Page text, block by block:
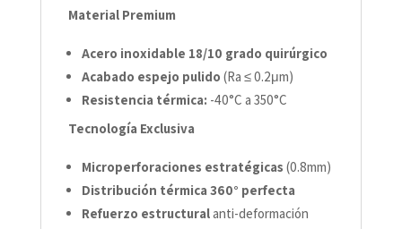
Material Premium
Acero inoxidable 18/10 grado quirúrgico
Acabado espejo pulido (Ra ≤ 0.2μm)
Resistencia térmica: -40°C a 350°C
Tecnología Exclusiva
Microperforaciones estratégicas (0.8mm)
Distribución térmica 360° perfecta
Refuerzo estructuralanti-deformación